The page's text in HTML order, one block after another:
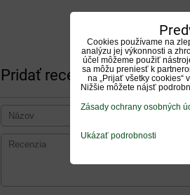
5
Pridať recenziu
Pridať recenziu
Cookies používame na
analýzu jej výkonnosti a
účel môžeme použiť
sa môžu preniesť k
na „Prijať všetky cookies“
Nižšie môžete nájsť
Zásady ochrany osobných
Ukázať podrobnosti